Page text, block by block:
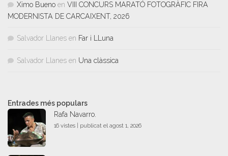
Ximo Bueno en VIII CONCURS MARATÓ FOTOGRÀFIC FIRA
MODERNISTA DE CARCAIXENT, 2026
Salvador Llanes en Far i LLuna
Salvador Llanes en Una clàssica
Entrades més populars
Rafa Navarro.
16 vistes publicat el agost 1, 2026